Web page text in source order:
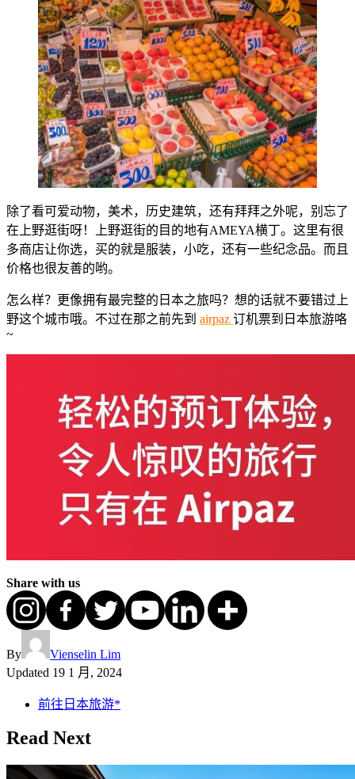
除了看可爱动物，美术，历史建筑，还有拜拜之外呢，别忘了
在上野逛街呀！上野逛街的目的地有AMEYA横丁。这里有很
多商店让你选，买的就是服装，小吃，还有一些纪念品。而且
价格也很友善的哟。
怎么样？更像拥有最完整的日本之旅吗？想的话就不要错过上
野这个城市哦。不过在那之前先到 airpaz 订机票到日本旅游咯
~
Share with us
By
Vienselin Lim
Updated 19 1 月, 2024
前往日本旅游*
Read Next